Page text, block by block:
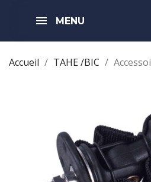
MENU
Accueil TAHE /BIC